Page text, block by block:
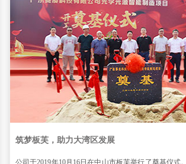
筑梦板芙，助力大湾区发展
公司于2019年10月16日在中山市板芙举行了奠基仪式